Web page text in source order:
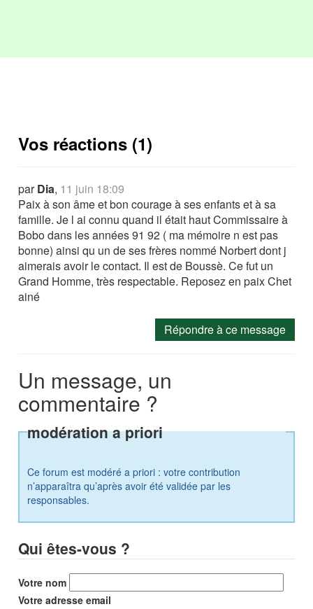
Vos réactions (1)
parDia, 11 juin 18:09
Paix à son âme et bon courage à ses enfants et à sa
famille. Je l ai connu quand il était haut Commissaire à
Bobo dans les années 91 92 ( ma mémoire n est pas
bonne) ainsi qu un de ses frères nommé Norbert dont j
aimerais avoir le contact. Il est de Boussè. Ce fut un
Grand Homme, très respectable. Reposez en paix Chet
ainé
Répondre à ce message
Un message, un
commentaire ?
modération a priori
Ce forum est modéré a priori : votre contribution
n’apparaîtra qu’après avoir été validée par les
responsables.
Qui êtes-vous ?
Votre nom
Votre adresse email